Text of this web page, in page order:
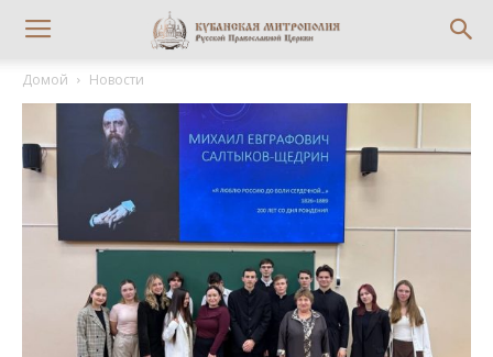
Домой Новости